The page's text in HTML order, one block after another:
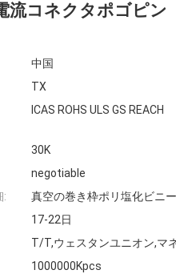
流コネクタポゴピン
中国
TX
ICAS ROHS ULS GS REACH
30K
negotiable
:
真空の巻き枠ポリ塩化ビニ
17-22日
T/T,ウェスタンユニオン,マ
1000000Kpcs